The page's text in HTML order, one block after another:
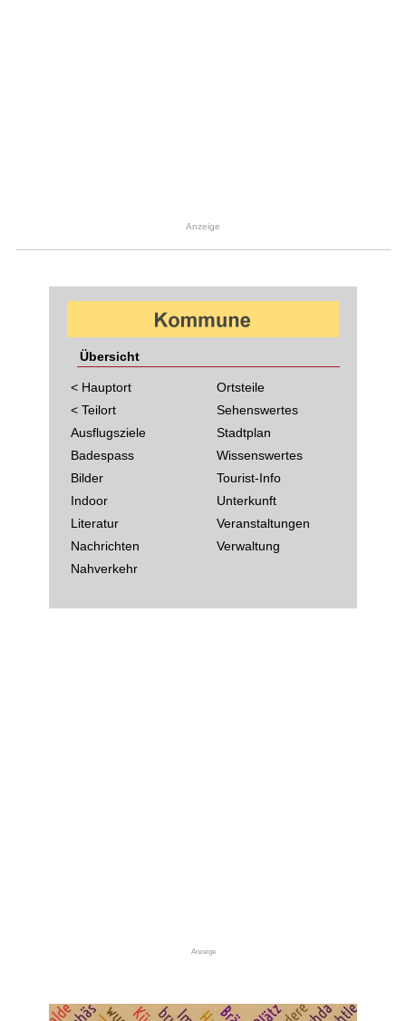
Anzeige
Übersicht
< Hauptort
< Teilort
Ausflugsziele
Badespass
Bilder
Indoor
Literatur
Nachrichten
Nahverkehr
Ortsteile
Sehenswertes
Stadtplan
Wissenswertes
Tourist-Info
Unterkunft
Veranstaltungen
Verwaltung
Anzeige